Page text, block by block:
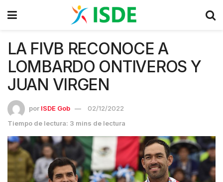
LA FIVB RECONOCE A
LOMBARDO ONTIVEROS Y
JUAN VIRGEN
por ISDE Gob
02/12/2022
Tiempo de lectura: 3 mins de lectura